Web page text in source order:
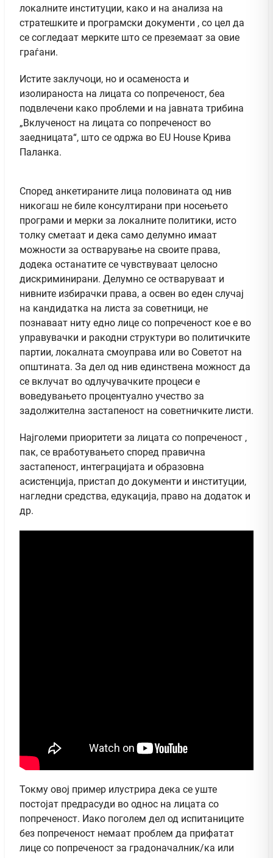
локалните институции, како и на анализа на
стратешките и програмски документи , со цел да
се согледаат мерките што се преземаат за овие
граѓани.
Истите заклучоци, но и осаменоста и
изолираноста на лицата со попреченост, беа
подвлечени како проблеми и на јавната трибина
„Вклученост на лицата со попреченост во
заедницата“, што се одржа во EU House Крива
Паланка.
Според анкетираните лица половината од нив
никогаш не биле консултирани при носењето
програми и мерки за локалните политики, исто
толку сметаат и дека само делумно имаат
можности за остварување на своите права,
додека останатите се чувствуваат целосно
дискриминирани. Делумно се остваруваат и
нивните избирачки права, а освен во еден случај
на кандидатка на листа за советници, не
познаваат ниту едно лице со попреченост кое е во
управувачки и ракодни структури во политичките
партии, локалната смоуправа или во Советот на
општината. За дел од нив единствена можност да
се вклучат во одлучувачките процеси е
воведувањето процентуално учество за
задолжителна застапеност на советничките листи.
Најголеми приоритети за лицата со попреченост ,
пак, се вработувањето според правична
застапеност, интеграцијата и образовна
асистенција, пристап до документи и институции,
нагледни средства, едукација, право на додаток и
др.
Токму овој пример илустрира дека се уште
постојат предрасуди во однос на лицата со
попреченост. Иако поголем дел од испитаниците
без попреченост немаат проблем да прифатат
лице со попреченост за градоначалник/ка или